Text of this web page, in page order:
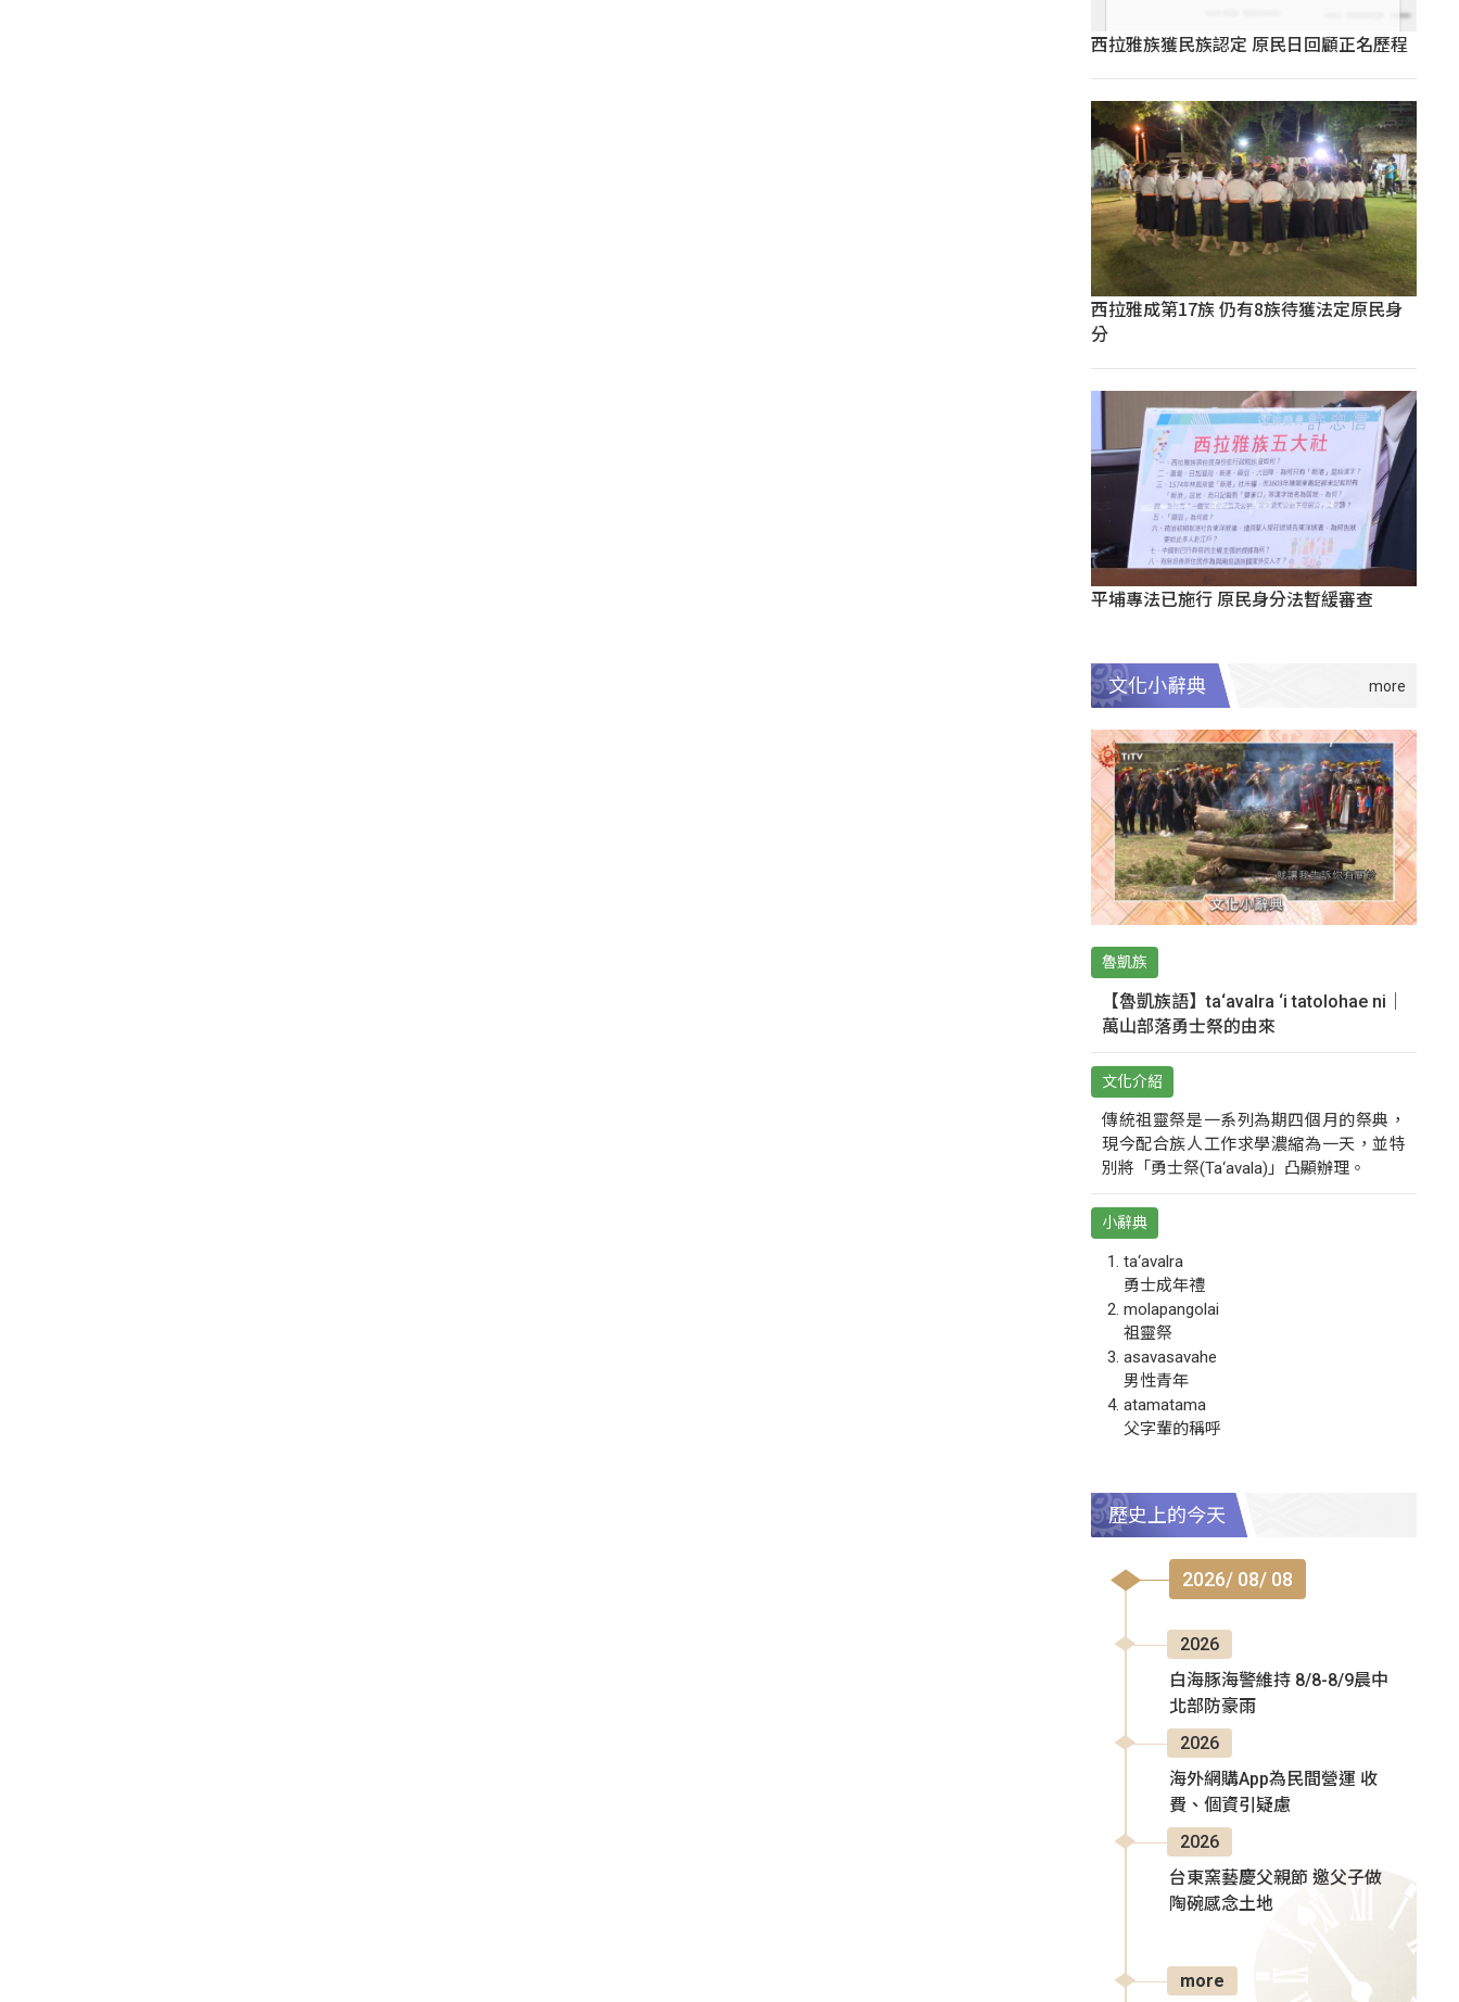
西拉雅族獲民族認定 原民日回顧正名歷程
西拉雅成第17族 仍有8族待獲法定原民身
分
平埔專法已施行 原民身分法暫緩審查
文化小辭典
魯凱族
【魯凱族語】ta‘avalra ‘i tatolohae ni｜
萬山部落勇士祭的由來
文化介紹
傳統祖靈祭是一系列為期四個月的祭典，
現今配合族人工作求學濃縮為一天，並特
別將「勇士祭(Ta‘avala)」凸顯辦理。
小辭典
ta‘avalra
勇士成年禮
molapangolai
祖靈祭
asavasavahe
男性青年
atamatama
父字輩的稱呼
歷史上的今天
2026/ 08/ 08
2026
白海豚海警維持 8/8-8/9晨中
北部防豪雨
2026
海外網購App為民間營運 收
費、個資引疑慮
2026
台東窯藝慶父親節 邀父子做
陶碗感念土地
more